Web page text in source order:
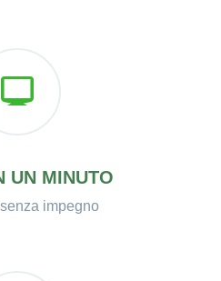
UN MINUTO
impegno